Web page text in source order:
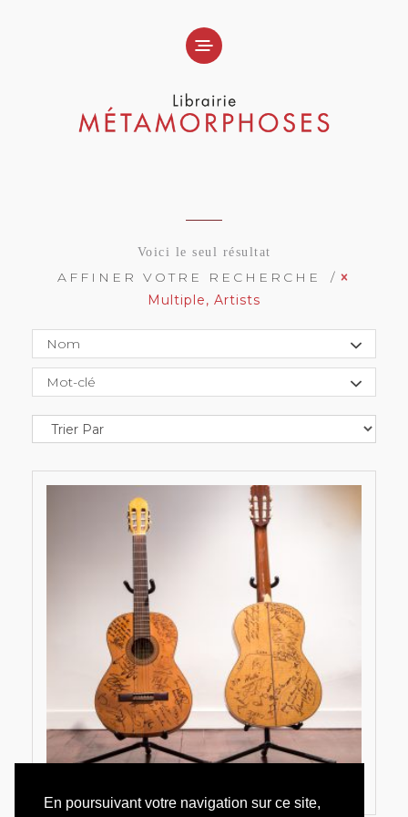
En poursuivant votre navigation sur ce site,
Voici le seul résultat
AFFINER VOTRE RECHERCHE
Multiple, Artists
Nom
Mot-clé